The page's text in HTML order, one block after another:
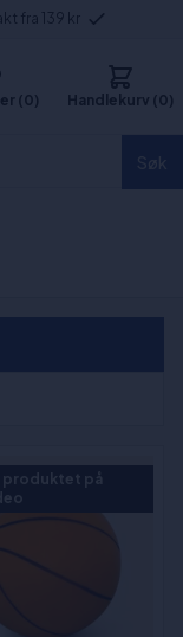
fra 139 kr
(0) Handlekurv (0)
produktet på